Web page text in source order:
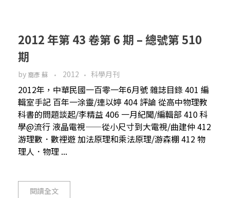
2012 年第 43 卷第 6 期 – 總號第 510
期
by 裔彥 蘇 2012 科學月刊
2012年，中華民國一百零一年6月號 雜誌目錄 401 編
輯室手記 百年一涂靈/連以婷 404 評論 從高中物理教
科書的問題談起/李精益 406 一月紀聞/編輯部 410 科
學@流行 液晶電視——從小尺寸到大電視/曲建仲 412
游理數．數裡遊 加法原理和乘法原理/游森棚 412 物
理人．物理 ...
閱讀全文